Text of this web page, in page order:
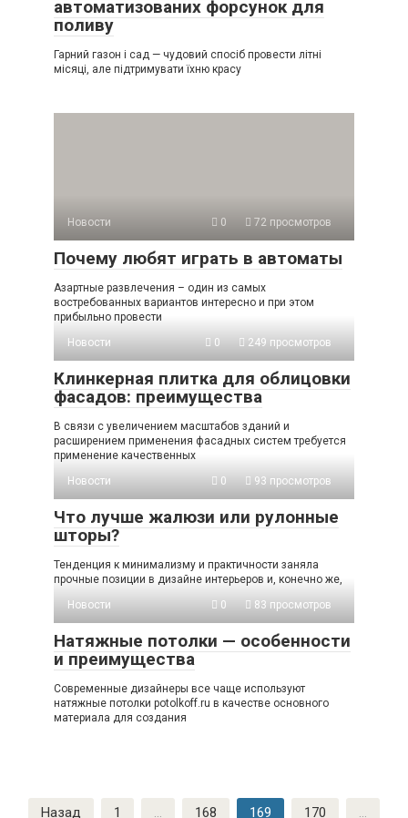
автоматизованих форсунок для
поливу
Гарний газон і сад — чудовий спосіб провести літні
місяці, але підтримувати їхню красу
Новости 0 72 просмотров
Почему любят играть в автоматы
Азартные развлечения – один из самых
востребованных вариантов интересно и при этом
прибыльно провести
Новости
0 249 просмотров
Клинкерная плитка для облицовки
фасадов: преимущества
В связи с увеличением масштабов зданий и
расширением применения фасадных систем требуется
применение качественных
Новости
0 93 просмотров
Что лучше жалюзи или рулонные
шторы?
Тенденция к минимализму и практичности заняла
прочные позиции в дизайне интерьеров и, конечно же,
Новости
0 83 просмотров
Натяжные потолки — особенности
и преимущества
Современные дизайнеры все чаще используют
натяжные потолки potolkoff.ru в качестве основного
материала для создания
Пагинация
Назад 1 … 168 169 170 …